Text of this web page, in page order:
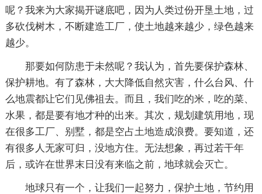
呢？我来为大家揭开谜底吧，因为人类过份开垦土地，过
多砍伐树木，不断建造工厂，使土地越来越少，绿色越来
越少。
那要如何防患于未然呢？我认为，首先要保护森林、
保护耕地。有了森林，大大降低自然灾害，什么台风、什
么地震都让它们见佛祖去。而且，我们吃的米，吃的菜、
水果，都是要有地才种的出来。其次，规划建筑用地，现
在很多工厂、别墅，都是空占土地造成浪费。要知道，还
有很多人无家可归，没地方住。无法想象，再过若干年
后，或许在世界末日没有来临之前，地球就会灭亡。
地球只有一个，让我们一起努力，保护土地，节约用